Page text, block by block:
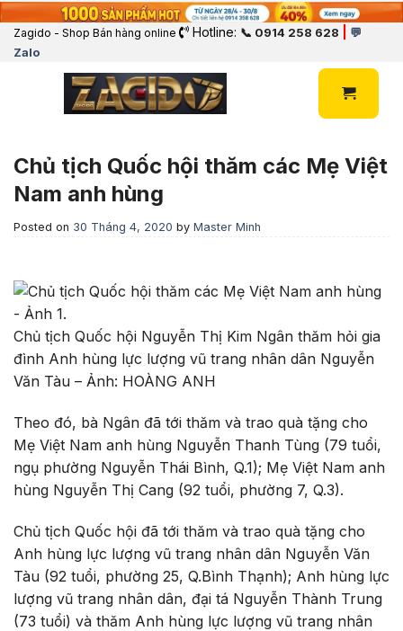
Zagido - Shop Bán hàng online Hotline: 📞 0914 258 628
💬
Zalo
Chủ tịch Quốc hội thăm các Mẹ Việt
Nam anh hùng
Posted on 30 Tháng 4, 2020 by Master Minh
Chủ tịch Quốc hội Nguyễn Thị Kim Ngân thăm hỏi gia
đình Anh hùng lực lượng vũ trang nhân dân Nguyễn
Văn Tàu – Ảnh: HOÀNG ANH
Theo đó, bà Ngân đã tới thăm và trao quà tặng cho
Mẹ Việt Nam anh hùng Nguyễn Thanh Tùng (79 tuổi,
ngụ phường Nguyễn Thái Bình, Q.1); Mẹ Việt Nam anh
hùng Nguyễn Thị Cang (92 tuổi, phường 7, Q.3).
Chủ tịch Quốc hội đã tới thăm và trao quà tặng cho
Anh hùng lực lượng vũ trang nhân dân Nguyễn Văn
Tàu (92 tuổi, phường 25, Q.Bình Thạnh); Anh hùng lực
lượng vũ trang nhân dân, đại tá Nguyễn Thành Trung
(73 tuổi) và thăm Anh hùng lực lượng vũ trang nhân